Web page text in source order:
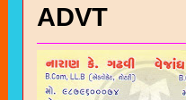
ADVT